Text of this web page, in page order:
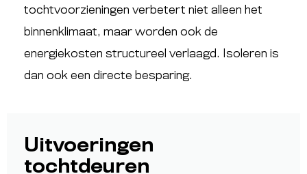
tochtvoorzieningen verbetert niet alleen het
binnenklimaat, maar worden ook de
energiekosten structureel verlaagd. Isoleren is
dan ook een directe besparing.
Uitvoeringen
tochtdeuren